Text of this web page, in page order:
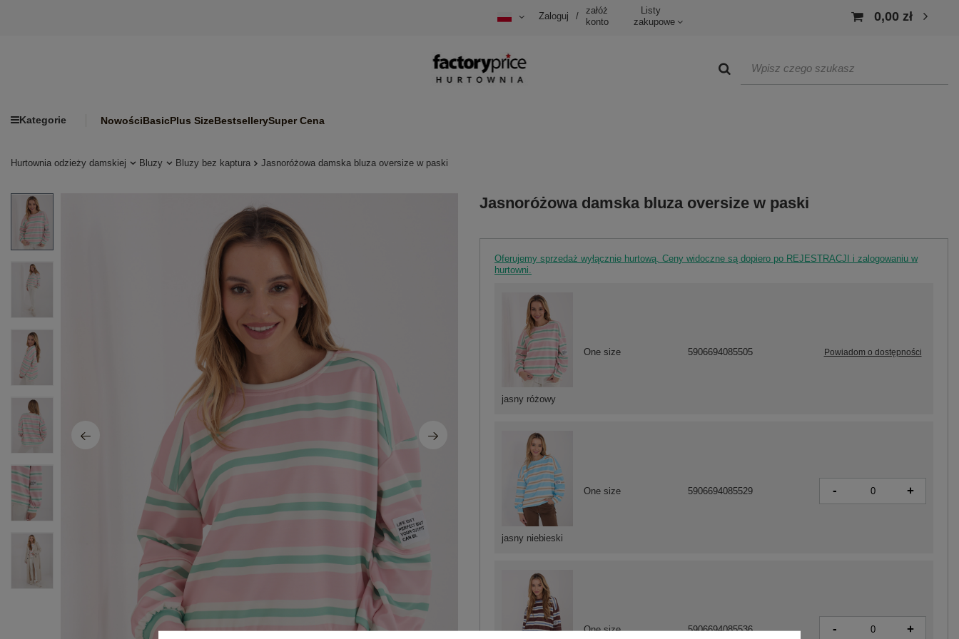
Zaloguj /
załóż
konto
Listy
zakupowe
0,00 zł
Kategorie NowościBasicPlus SizeBestsellerySuper Cena
Hurtownia odzieży damskiej Bluzy Bluzy bez kaptura Jasnoróżowa damska bluza oversize w paski
Jasnoróżowa damska bluza oversize w paski
Oferujemy sprzedaż wyłącznie hurtową. Ceny widoczne są dopiero po REJESTRACJI i zalogowaniu w
hurtowni.
jasny niebieski
One size 5906694085529 - +
One size 5906694085536 - +
jasny różowy
One size 5906694085505 Powiadom o dostępności